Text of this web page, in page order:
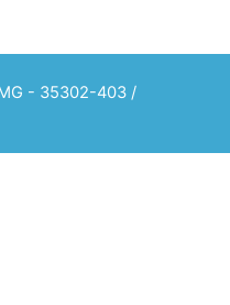
- 35302-403 /